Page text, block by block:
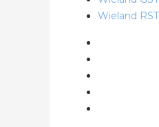
Wieland